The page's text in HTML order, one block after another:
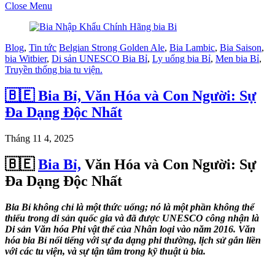
Close Menu
Blog, Tin tức Belgian Strong Golden Ale, Bia Lambic, Bia Saison,
bia Witbier, Di sản UNESCO Bia Bỉ, Ly uống bia Bỉ, Men bia Bỉ,
Truyền thống bia tu viện.
🇧🇪 Bia Bỉ, Văn Hóa và Con Người: Sự
Đa Dạng Độc Nhất
Tháng 11 4, 2025
🇧🇪Bia Bỉ, Văn Hóa và Con Người: Sự
Đa Dạng Độc Nhất
Bia Bỉ không chỉ là một thức uống; nó là một phần không thể
thiếu trong di sản quốc gia và đã được UNESCO công nhận là
Di sản Văn hóa Phi vật thể của Nhân loại vào năm 2016. Văn
hóa bia Bỉ nổi tiếng với sự đa dạng phi thường, lịch sử gắn liền
với các tu viện, và sự tận tâm trong kỹ thuật ủ bia.